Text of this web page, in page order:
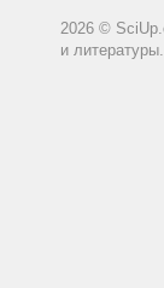
2026 ©
и литературы.